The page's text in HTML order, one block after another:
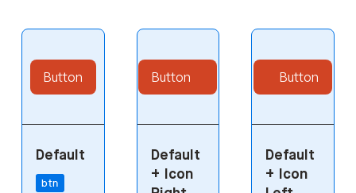
Button
Button
Default
btn
Button
Button
Default
+ Icon
Button
Button
Default
+ Icon